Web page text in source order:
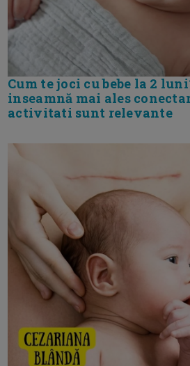
Cum te joci cu bebe la 2
inseamnă mai ales
activitati sunt relevante